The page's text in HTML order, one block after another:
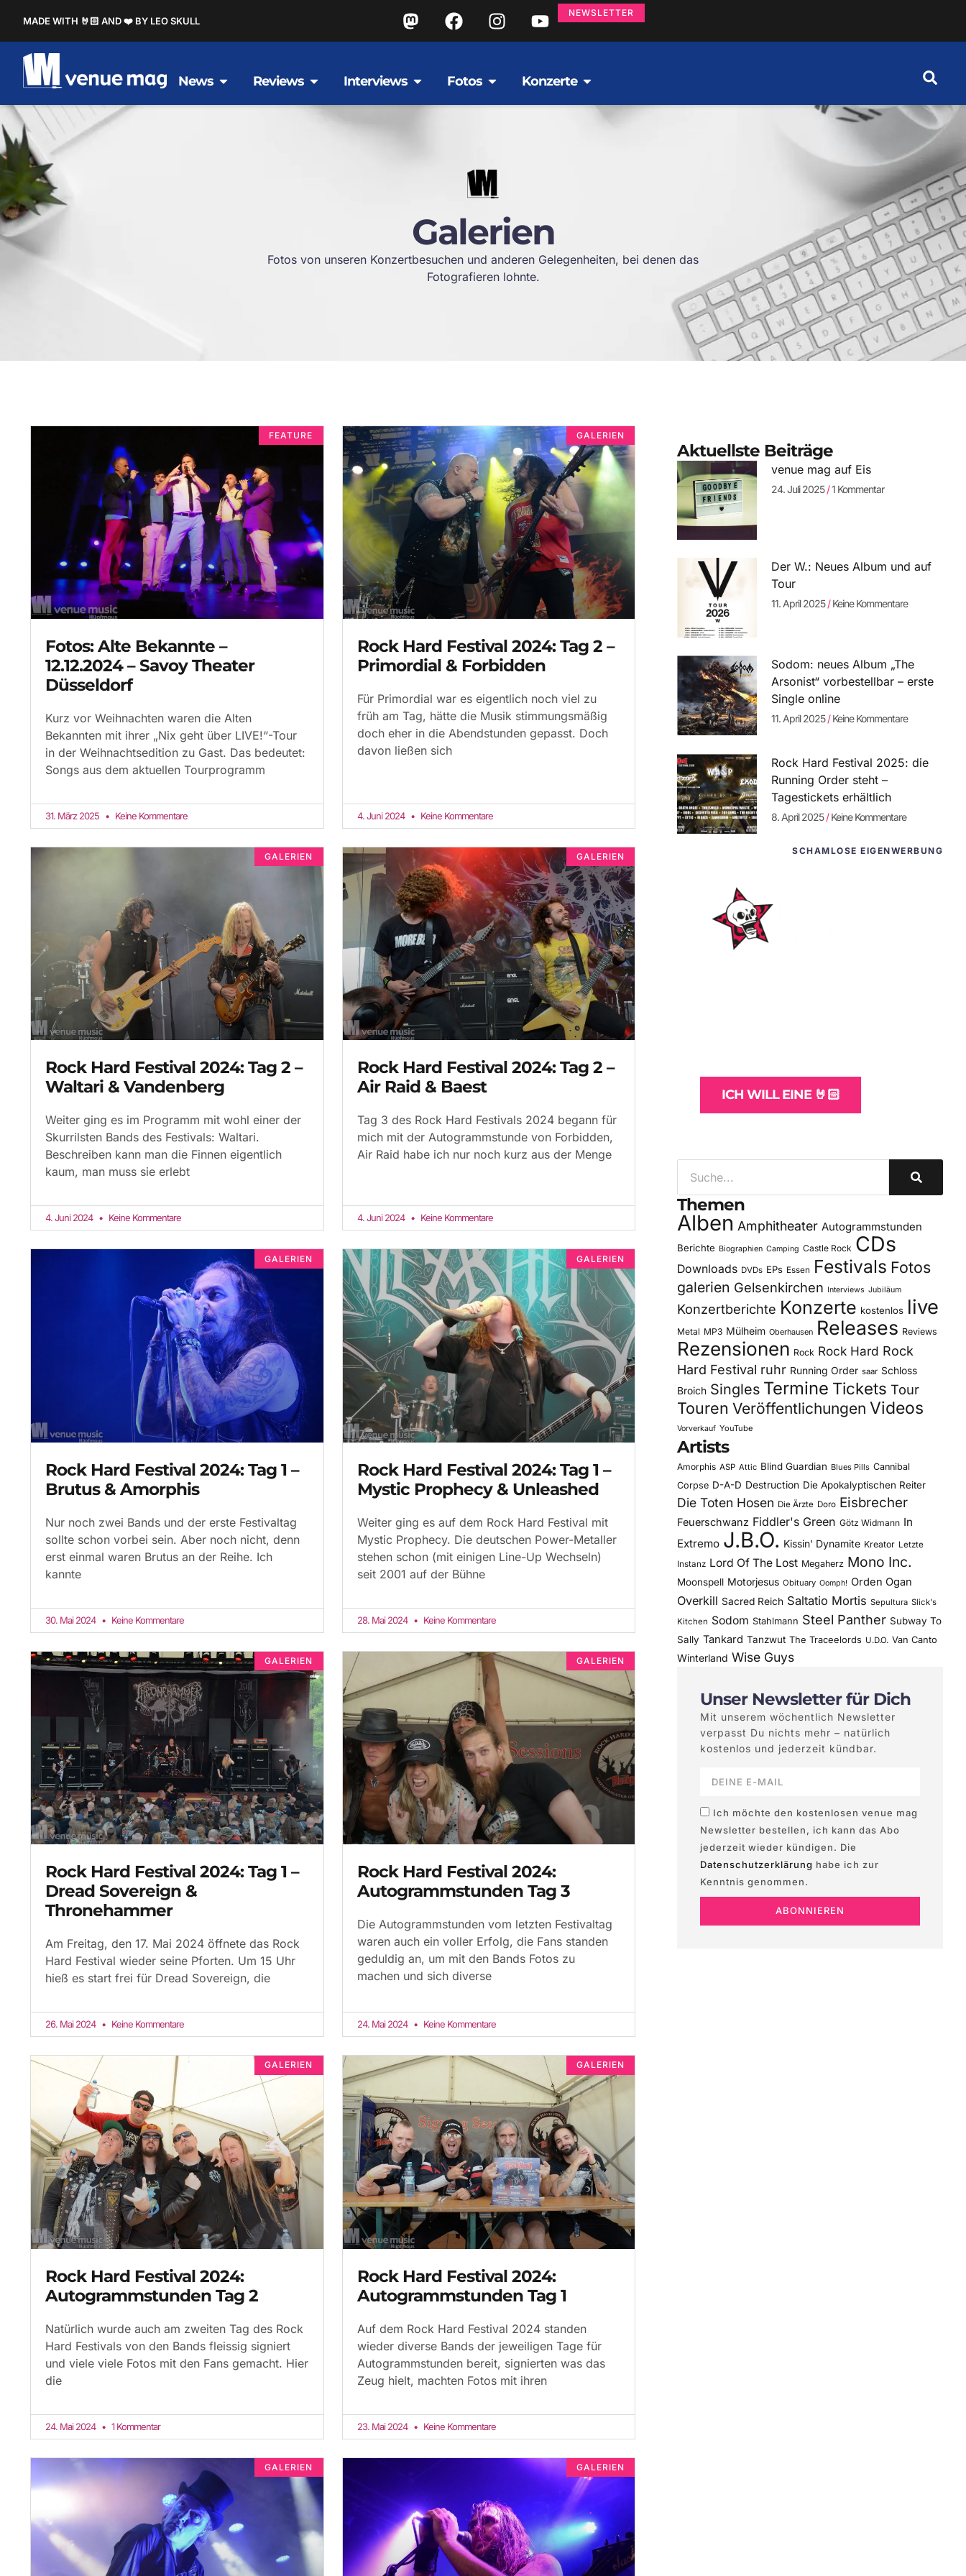
MADE WITH 🤘🏻 AND ❤️ BY LEO SKULL
NEWSLETTER
News Reviews Interviews Fotos Konzerte
Galerien
Fotos von unseren Konzertbesuchen und anderen Gelegenheiten, bei denen das
Fotografieren lohnte.
FEATURE
Fotos: Alte Bekannte –
12.12.2024 – Savoy Theater
Düsseldorf
Kurz vor Weihnachten waren die Alten
Bekannten mit ihrer „Nix geht über LIVE!“-Tour
in der Weihnachtsedition zu Gast. Das bedeutet:
Songs aus dem aktuellen Tourprogramm
31. März 2025 Keine Kommentare
GALERIEN
Rock Hard Festival 2024: Tag 2 –
Primordial & Forbidden
Für Primordial war es eigentlich noch viel zu
früh am Tag, hätte die Musik stimmungsmäßig
doch eher in die Abendstunden gepasst. Doch
davon ließen sich
4. Juni 2024 Keine Kommentare
GALERIEN
Rock Hard Festival 2024: Tag 2 –
Waltari & Vandenberg
Weiter ging es im Programm mit wohl einer der
Skurrilsten Bands des Festivals: Waltari.
Beschreiben kann man die Finnen eigentlich
kaum, man muss sie erlebt
4. Juni 2024 Keine Kommentare
GALERIEN
Rock Hard Festival 2024: Tag 2 –
Air Raid & Baest
Tag 3 des Rock Hard Festivals 2024 begann für
mich mit der Autogrammstunde von Forbidden,
Air Raid habe ich nur noch kurz aus der Menge
4. Juni 2024 Keine Kommentare
GALERIEN
Rock Hard Festival 2024: Tag 1 –
Brutus & Amorphis
Nur noch zwei Bands und der erste Festivaltag
sollte schon vorbei sein. Aber noch nicht, denn
erst einmal waren Brutus an der Reihe. Ich
kannte
30. Mai 2024 Keine Kommentare
GALERIEN
Rock Hard Festival 2024: Tag 1 –
Mystic Prophecy & Unleashed
Weiter ging es auf dem Rock Hard Festival mit
Mystic Prophecy. Die deutschen Power-Metaller
stehen schon (mit einigen Line-Up Wechseln)
seit 2001 auf der Bühne
28. Mai 2024 Keine Kommentare
GALERIEN
Rock Hard Festival 2024: Tag 1 –
Dread Sovereign &
Thronehammer
Am Freitag, den 17. Mai 2024 öffnete das Rock
Hard Festival wieder seine Pforten. Um 15 Uhr
hieß es start frei für Dread Sovereign, die
26. Mai 2024 Keine Kommentare
GALERIEN
Rock Hard Festival 2024:
Autogrammstunden Tag 3
Die Autogrammstunden vom letzten Festivaltag
waren auch ein voller Erfolg, die Fans standen
geduldig an, um mit den Bands Fotos zu
machen und sich diverse
24. Mai 2024 Keine Kommentare
GALERIEN
Rock Hard Festival 2024:
Autogrammstunden Tag 2
Natürlich wurde auch am zweiten Tag des Rock
Hard Festivals von den Bands fleissig signiert
und viele viele Fotos mit den Fans gemacht. Hier
die
24. Mai 2024 1 Kommentar
GALERIEN
Rock Hard Festival 2024:
Autogrammstunden Tag 1
Auf dem Rock Hard Festival 2024 standen
wieder diverse Bands der jeweiligen Tage für
Autogrammstunden bereit, signierten was das
Zeug hielt, machten Fotos mit ihren
23. Mai 2024 Keine Kommentare
GALERIEN GALERIEN
Aktuellste Beiträge
venue mag auf Eis
24. Juli 2025 1 Kommentar
Der W.: Neues Album und auf
Tour
11. April 2025 Keine Kommentare
Sodom: neues Album „The
Arsonist“ vorbestellbar – erste
Single online
11. April 2025 Keine Kommentare
Rock Hard Festival 2025: die
Running Order steht –
Tagestickets erhältlich
8. April 2025 Keine Kommentare
SCHAMLOSE EIGENWERBUNG
ICH WILL EINE 🤘🏻
Themen
Alben Amphitheater Autogrammstunden
Berichte Biographien Camping Castle Rock CDs
Downloads DVDs EPs Essen Festivals Fotos
galerien Gelsenkirchen Interviews Jubiläum
Konzertberichte Konzerte kostenlos live
Metal MP3 Mülheim Oberhausen Releases Reviews
Rezensionen Rock Rock Hard Rock
Hard Festival ruhr Running Order saar Schloss
Broich Singles Termine Tickets Tour
Touren Veröffentlichungen Videos
Vorverkauf YouTube
Artists
Amorphis ASP Attic Blind Guardian Blues Pills Cannibal
Corpse D-A-D Destruction Die Apokalyptischen Reiter
Die Toten Hosen Die Ärzte Doro Eisbrecher
Feuerschwanz Fiddler's Green Götz Widmann In
Extremo J.B.O. Kissin' Dynamite Kreator Letzte
Instanz Lord Of The Lost Megaherz Mono Inc.
Moonspell Motorjesus Obituary Oomph! Orden Ogan
Overkill Sacred Reich Saltatio Mortis Sepultura Slick's
Kitchen Sodom Stahlmann Steel Panther Subway To
Sally Tankard Tanzwut The Traceelords U.D.O. Van Canto
Winterland Wise Guys
Unser Newsletter für Dich
Mit unserem wöchentlich Newsletter
verpasst Du nichts mehr – natürlich
kostenlos und jederzeit kündbar.
Ich möchte den kostenlosen venue mag
Newsletter bestellen, ich kann das Abo
jederzeit wieder kündigen. Die
Datenschutzerklärung habe ich zur
Kenntnis genommen.
ABONNIEREN